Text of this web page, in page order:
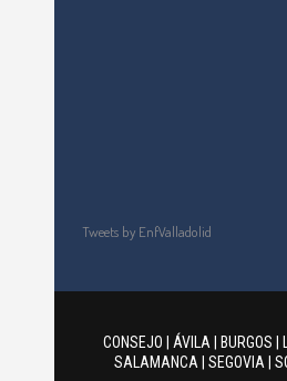
Tweets by EnfValladolid
CONSEJO ÁVILA BURGOS
SALAMANCA
SEGOVIA